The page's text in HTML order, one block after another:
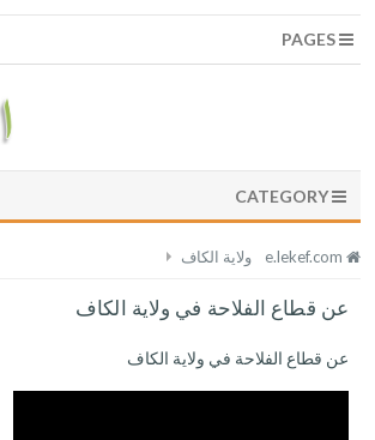
CATEGORY
ولاية الكاف
عن قطاع الفلاحة في ولاية الكاف
عن قطاع الفلاحة في ولاية الكاف